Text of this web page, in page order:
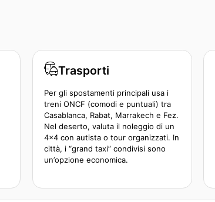
Trasporti
Per gli spostamenti principali usa i
treni ONCF (comodi e puntuali) tra
Casablanca, Rabat, Marrakech e Fez.
Nel deserto, valuta il noleggio di un
4×4 con autista o tour organizzati. In
città, i “grand taxi” condivisi sono
un’opzione economica.